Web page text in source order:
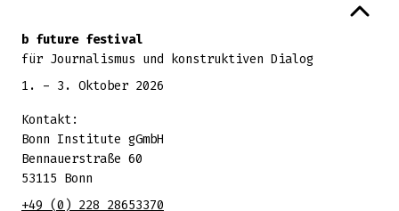
b future festival
für Journalismus und konstruktiven Dialog
1. - 3. Oktober 2026
Kontakt:
Bonn Institute gGmbH
Bennauerstraße 60
53115 Bonn
+49 (0) 228 28653370